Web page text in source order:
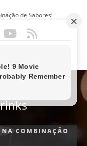
de Sabores!
COMBINAÇÃO